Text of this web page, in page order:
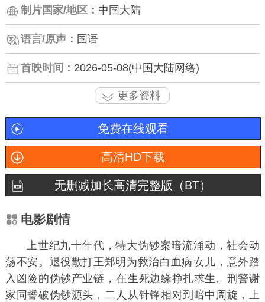
制片国家/地区： 中国大陆
语言/原声： 国语
首映时间： 2026-05-08(中国大陆网络)
更多资料
免费在线观看
高清HD下载
无删减加长高清完整版（BT）
电影剧情
上世纪九十年代，特大伪钞案暗流涌动，社会动
荡不安。退役散打王郑明为救治白血病
儿，意外踏
入凶险的伪钞产业链，
生死边缘挣扎求生。刑警谢
家同誓破伪钞源头，二
从针锋相对到暗中周旋，上